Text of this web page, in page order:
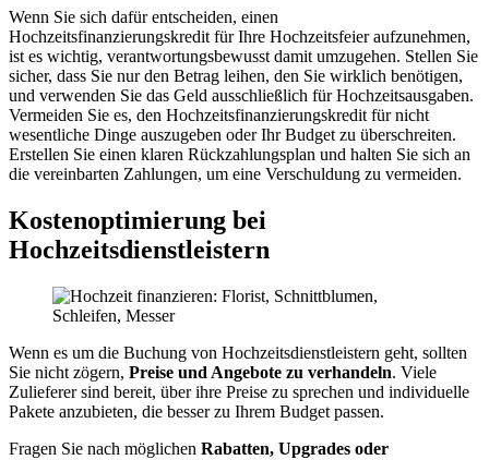
Wenn Sie sich dafür entscheiden, einen
Hochzeitsfinanzierungskredit für Ihre Hochzeitsfeier aufzunehmen,
ist es wichtig, verantwortungsbewusst damit umzugehen. Stellen Sie
sicher, dass Sie nur den Betrag leihen, den Sie wirklich benötigen,
und verwenden Sie das Geld ausschließlich für Hochzeitsausgaben.
Vermeiden Sie es, den Hochzeitsfinanzierungskredit für nicht
wesentliche Dinge auszugeben oder Ihr Budget zu überschreiten.
Erstellen Sie einen klaren Rückzahlungsplan und halten Sie sich an
die vereinbarten Zahlungen, um eine Verschuldung zu vermeiden.
Kostenoptimierung bei
Hochzeitsdienstleistern
Wenn es um die Buchung von Hochzeitsdienstleistern geht, sollten
Sie nicht zögern, Preise und Angebote zu verhandeln. Viele
Zulieferer sind bereit, über ihre Preise zu sprechen und individuelle
Pakete anzubieten, die besser zu Ihrem Budget passen.
Fragen Sie nach möglichen Rabatten, Upgrades oder